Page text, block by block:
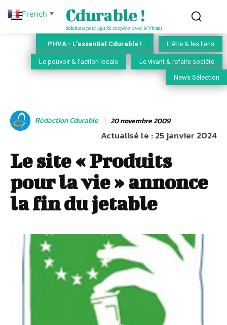
Cdurable !
Solutions pour agir & coopérer avec le Vivant
PHVA - L'essentiel Cdurable ! L'être & les liens
Le pouvoir & l'action locale Le vivant & refaire société
News Sélection
Rédaction Cdurable 20 novembre 2009
Actualisé le :25 janvier 2024
Le site « Produits
pour la vie » annonce
la fin du jetable
French ▼